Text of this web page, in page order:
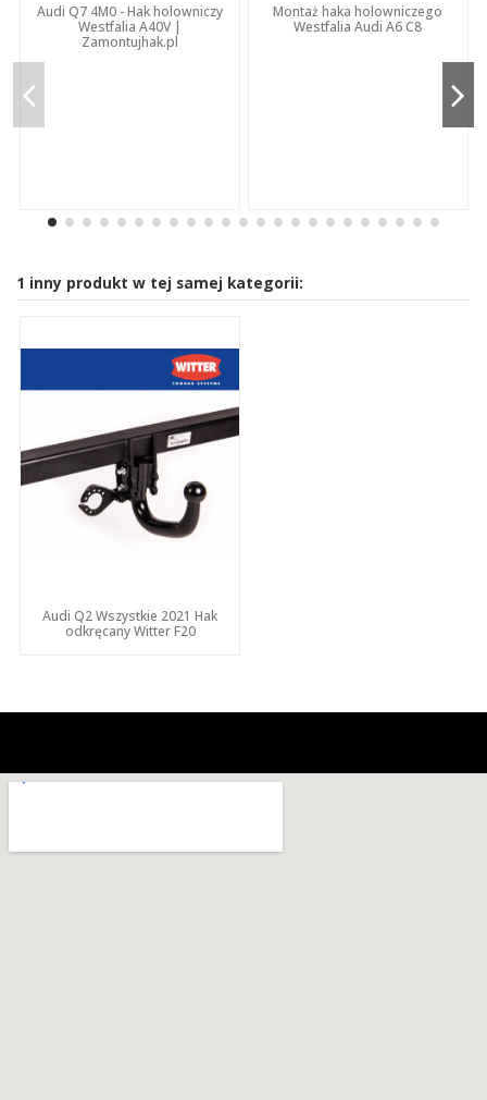
Audi Q7 4M0 - Hak holowniczy
Westfalia A40V |
Zamontujhak.pl
Montaż haka holowniczego
Westfalia Audi A6 C8
1 inny produkt w tej samej kategorii:
Audi Q2 Wszystkie 2021 Hak
odkręcany Witter F20